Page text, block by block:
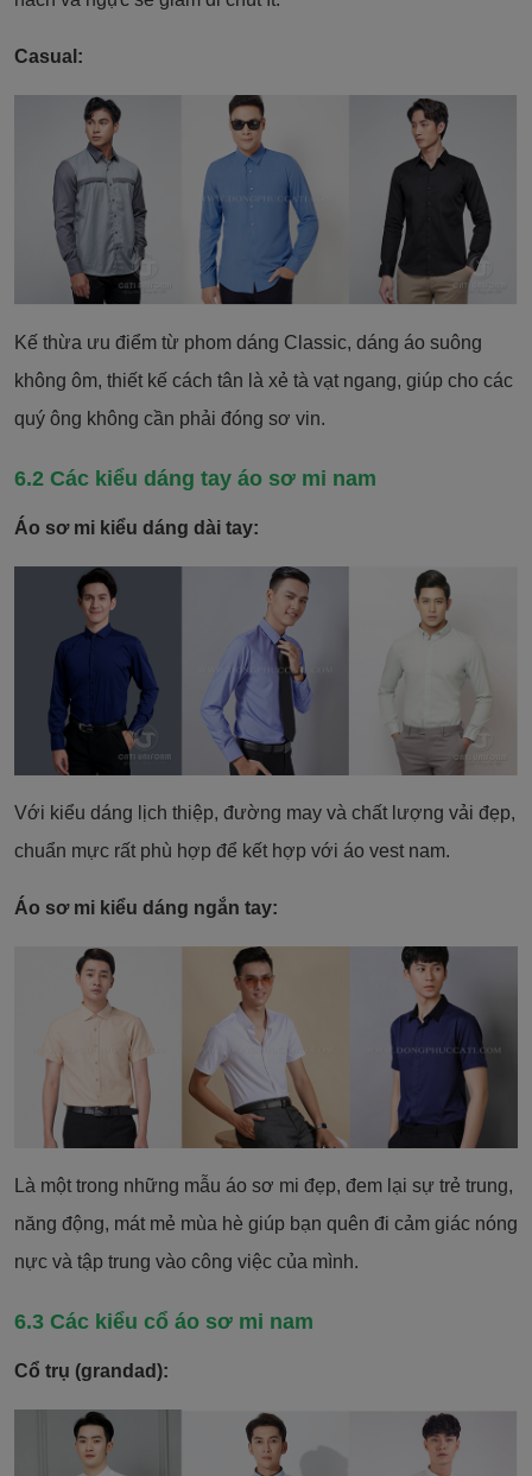
Casual:
Kế thừa ưu điểm từ phom dáng Classic, dáng áo suông
không ôm, thiết kế cách tân là xẻ tà vạt ngang, giúp cho các
quý ông không cần phải đóng sơ vin.
6.2 Các kiểu dáng tay áo sơ mi nam
Áo sơ mi kiểu dáng dài tay:
Với kiểu dáng lịch thiệp, đường may và chất lượng vải đẹp,
chuẩn mực rất phù hợp để kết hợp với áo vest nam.
Áo sơ mi kiểu dáng ngắn tay:
Là một trong những mẫu áo sơ mi đẹp, đem lại sự trẻ trung,
năng động, mát mẻ mùa hè giúp bạn quên đi cảm giác nóng
nực và tập trung vào công việc của mình.
6.3 Các kiểu cổ áo sơ mi nam
Cổ trụ (grandad):